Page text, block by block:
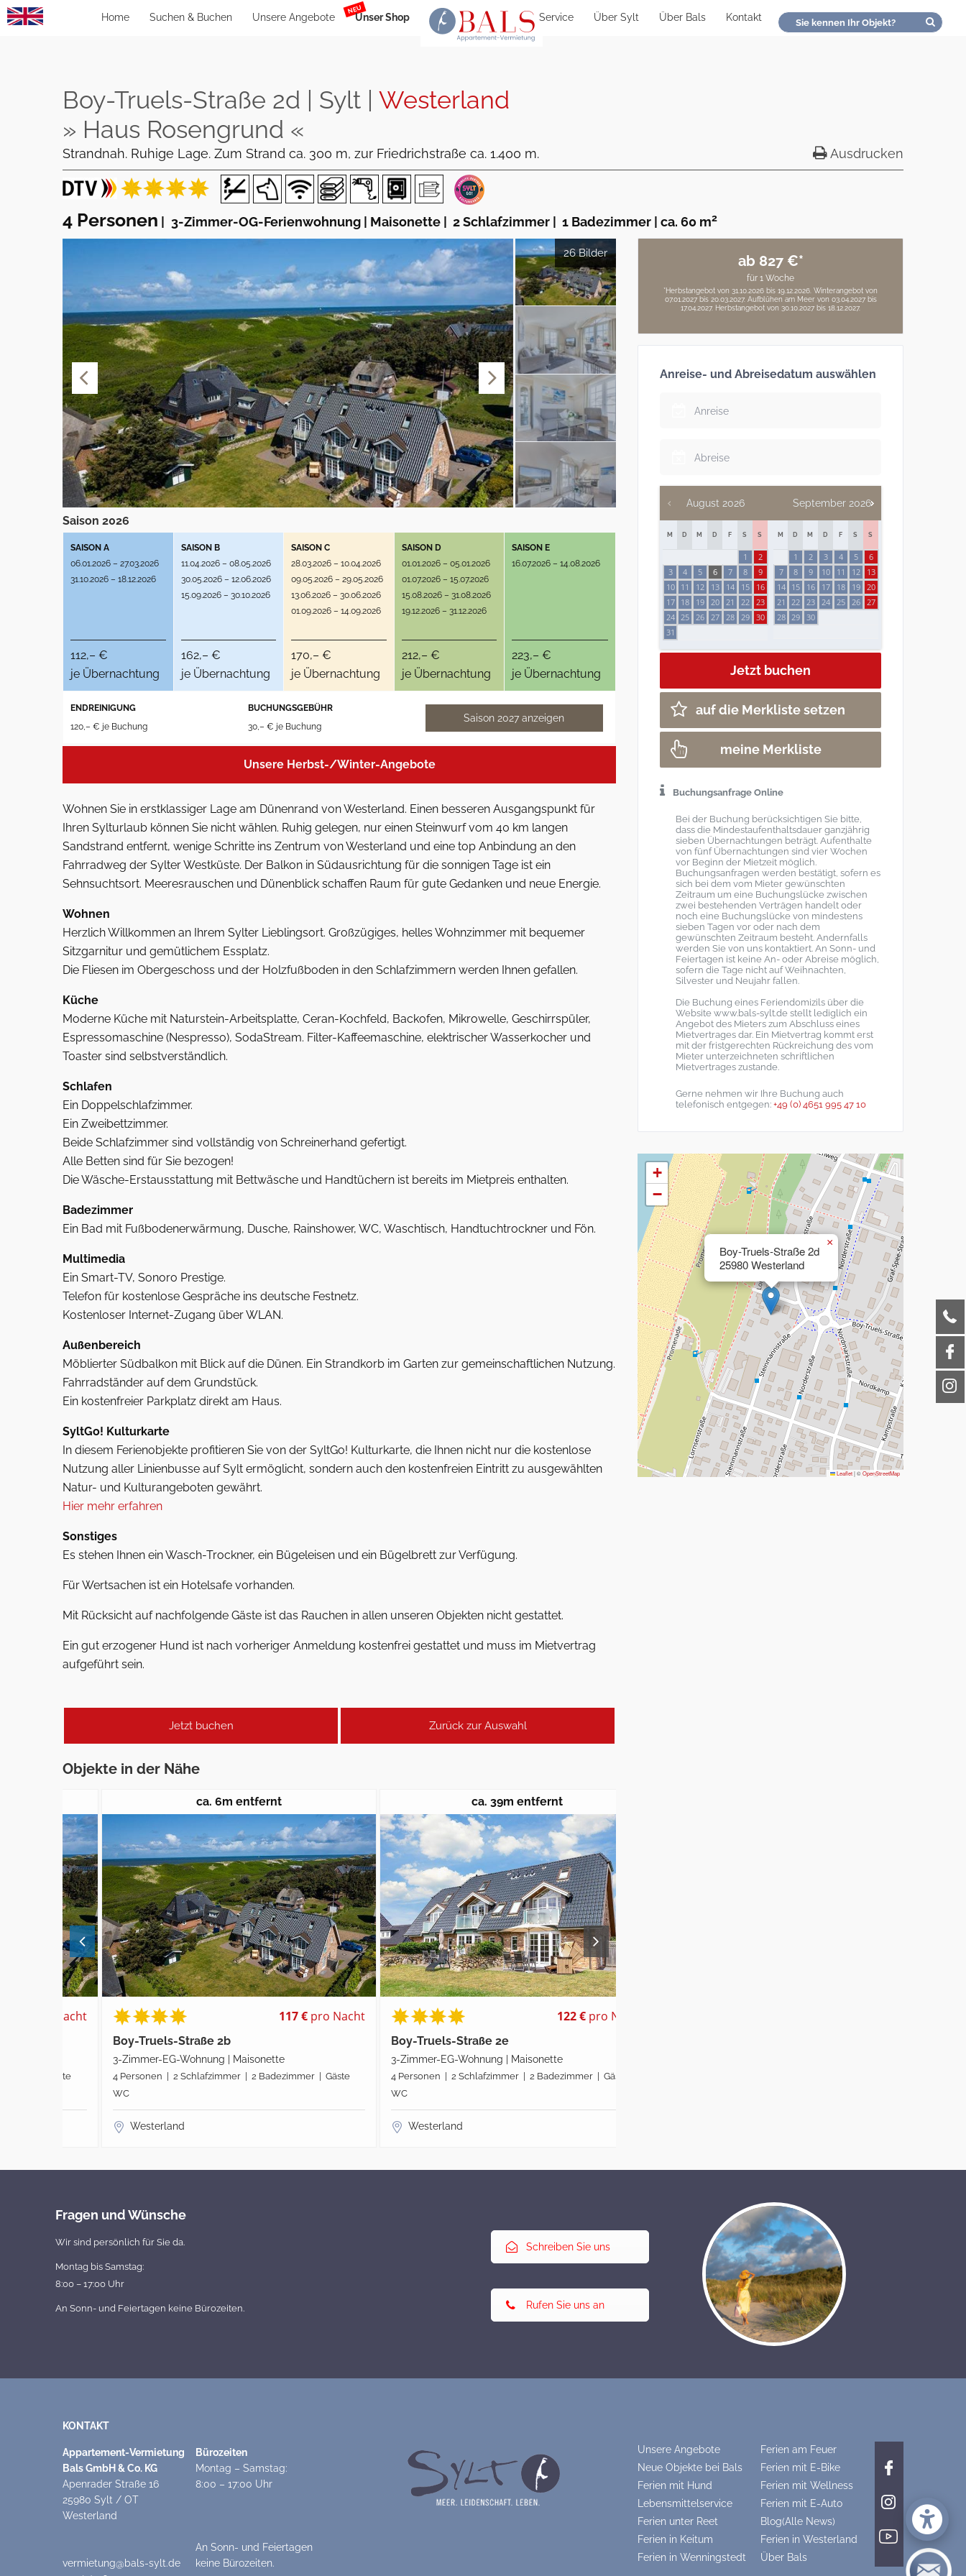
Service Über Sylt Über Bals Kontakt
Home Suchen & Buchen Unsere Angebote Unser Shop
NEU
Boy-Truels-Straße 2d | Sylt | Westerland
» Haus Rosengrund «
Strandnah. Ruhige Lage. Zum Strand ca. 300 m, zur Friedrichstraße ca. 1.400 m. Ausdrucken
4 Personen 3-Zimmer-OG-Ferienwohnung | Maisonette 2 Schlafzimmer 1 Badezimmer ca. 60 m2
26 Bilder
Saison 2026
SAISON A
06.01.2026 – 27.03.2026
31.10.2026 – 18.12.2026
112,– €
je Übernachtung
SAISON B
11.04.2026 – 08.05.2026
30.05.2026 – 12.06.2026
15.09.2026 – 30.10.2026
162,– €
je Übernachtung
SAISON C
28.03.2026 – 10.04.2026
09.05.2026 – 29.05.2026
13.06.2026 – 30.06.2026
01.09.2026 – 14.09.2026
170,– €
je Übernachtung
SAISON D
01.01.2026 – 05.01.2026
01.07.2026 – 15.07.2026
15.08.2026 – 31.08.2026
19.12.2026 – 31.12.2026
212,– €
je Übernachtung
SAISON E
16.07.2026 – 14.08.2026
223,– €
je Übernachtung
ENDREINIGUNG
120,– € je Buchung
BUCHUNGSGEBÜHR
30,– € je Buchung
Saison 2027 anzeigen
Unsere Herbst-/Winter-Angebote
Wohnen Sie in erstklassiger Lage am Dünenrand von Westerland. Einen besseren Ausgangspunkt für
Ihren Sylturlaub können Sie nicht wählen. Ruhig gelegen, nur einen Steinwurf vom 40 km langen
Sandstrand entfernt, wenige Schritte ins Zentrum von Westerland und eine top Anbindung an den
Fahrradweg der Sylter Westküste. Der Balkon in Südausrichtung für die sonnigen Tage ist ein
Sehnsuchtsort. Meeresrauschen und Dünenblick schaffen Raum für gute Gedanken und neue Energie.
Wohnen
Herzlich Willkommen an Ihrem Sylter Lieblingsort. Großzügiges, helles Wohnzimmer mit bequemer
Sitzgarnitur und gemütlichem Essplatz.
Die Fliesen im Obergeschoss und der Holzfußboden in den Schlafzimmern werden Ihnen gefallen.
Küche
Moderne Küche mit Naturstein-Arbeitsplatte, Ceran-Kochfeld, Backofen, Mikrowelle, Geschirrspüler,
Espressomaschine (Nespresso), SodaStream. Filter-Kaffeemaschine, elektrischer Wasserkocher und
Toaster sind selbstverständlich.
Schlafen
Ein Doppelschlafzimmer.
Ein Zweibettzimmer.
Beide Schlafzimmer sind vollständig von Schreinerhand gefertigt.
Alle Betten sind für Sie bezogen!
Die Wäsche-Erstausstattung mit Bettwäsche und Handtüchern ist bereits im Mietpreis enthalten.
Badezimmer
Ein Bad mit Fußbodenerwärmung, Dusche, Rainshower, WC, Waschtisch, Handtuchtrockner und Fön.
Multimedia
Ein Smart-TV, Sonoro Prestige.
Telefon für kostenlose Gespräche ins deutsche Festnetz.
Kostenloser Internet-Zugang über WLAN.
Außenbereich
Möblierter Südbalkon mit Blick auf die Dünen. Ein Strandkorb im Garten zur gemeinschaftlichen Nutzung.
Fahrradständer auf dem Grundstück.
Ein kostenfreier Parkplatz direkt am Haus.
SyltGo! Kulturkarte
In diesem Ferienobjekte profitieren Sie von der SyltGo! Kulturkarte, die Ihnen nicht nur die kostenlose
Nutzung aller Linienbusse auf Sylt ermöglicht, sondern auch den kostenfreien Eintritt zu ausgewählten
Natur- und Kulturangeboten gewährt.
Hier mehr erfahren
Sonstiges
Es stehen Ihnen ein Wasch-Trockner, ein Bügeleisen und ein Bügelbrett zur Verfügung.
Für Wertsachen ist ein Hotelsafe vorhanden.
Mit Rücksicht auf nachfolgende Gäste ist das Rauchen in allen unseren Objekten nicht gestattet.
Ein gut erzogener Hund ist nach vorheriger Anmeldung kostenfrei gestattet und muss im Mietvertrag
aufgeführt sein.
Jetzt buchen Zurück zur Auswahl
Objekte in der Nähe
ca. 6m entfernt
pro Nacht
Boy-Truels-Straße 2b
3-Zimmer-EG-Wohnung | Maisonette
4 Personen | 2 Schlafzimmer | 2 Badezimmer | Gäste
Westerland
ca. 39m entfernt
pro Nacht
Boy-Truels-Straße 2e
3-Zimmer-EG-Wohnung | Maisonette
4 Personen | 2 Schlafzimmer | 2 Badezimmer | Gäste
Westerland
ab 827 €*
für 1 Woche
*Herbstangebot von 31.10.2026 bis 19.12.2026. Winterangebot von
07.01.2027 bis 20.03.2027. Aufblühen am Meer von 03.04.2027 bis
17.04.2027. Herbstangebot von 30.10.2027 bis 18.12.2027.
Anreise- und Abreisedatum auswählen
August 2026
M D M D F S S
1
2
3
4 5 6 7 8
9
10
11 12 13 14 15
16
17
18 19 20 21 22 23
24 25 26 27 28 29 30
31
September 2026
M D M D F S S
1 2 3 4 5
6
7
8 9 10 11 12
13
14
15 16 17 18 19 20
21
22 23 24 25 26 27
28 29 30
auf die Merkliste setzen
meine Merkliste
Buchungsanfrage Online
Bei der Buchung berücksichtigen Sie bitte,
dass die Mindestaufenthaltsdauer ganzjährig
sieben Übernachtungen beträgt. Aufenthalte
von fünf Übernachtungen sind vier Wochen
vor Beginn der Mietzeit möglich.
Buchungsanfragen werden bestätigt, sofern es
sich bei dem vom Mieter gewünschten
Zeitraum um eine Buchungslücke zwischen
zwei bestehenden Verträgen handelt oder
noch eine Buchungslücke von mindestens
sieben Tagen vor oder nach dem
gewünschten Zeitraum besteht. Andernfalls
werden Sie von uns kontaktiert. An Sonn- und
Feiertagen ist keine An- oder Abreise möglich,
sofern die Tage nicht auf Weihnachten,
Silvester und Neujahr fallen.
Die Buchung eines Feriendomizils über die
Website www.bals-sylt.de stellt lediglich ein
Angebot des Mieters zum Abschluss eines
Mietvertrages dar. Ein Mietvertrag kommt erst
mit der fristgerechten Rückreichung des vom
Mieter unterzeichneten schriftlichen
Mietvertrages zustande.
Gerne nehmen wir Ihre Buchung auch
telefonisch entgegen: +49 (0) 4651 995 47 10
Boy-Truels-Straße 2d
25980 Westerland
×
+
−
Leaflet|©OpenStreetMap
Fragen und Wünsche
Wir sind persönlich für Sie da.
Montag bis Samstag:
8:00 – 17:00 Uhr
An Sonn- und Feiertagen keine Bürozeiten.
Schreiben Sie uns
Rufen Sie uns an
KONTAKT
Appartement-Vermietung
Bals GmbH & Co. KG
Apenrader Straße 16
25980 Sylt / OT
Westerland
vermietung@bals-sylt.de
Bürozeiten
Montag – Samstag:
8:00 – 17:00 Uhr
An Sonn- und Feiertagen
keine Bürozeiten.
Unsere Angebote
Ferien am Feuer
Neue Objekte bei Bals
Ferien mit E-Bike
Ferien mit Hund
Ferien mit Wellness
Lebensmittelservice
Ferien mit E-Auto
Ferien unter Reet
Blog(Alle News)
Ferien in Keitum
Ferien in Westerland
Ferien in Wenningstedt
Über Bals